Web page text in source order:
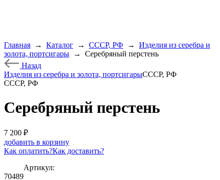
Главная → Каталог → СССР, РФ →
Изделия из серебра и
золота, портсигары
→
Серебряный перстень
Назад
Изделия из серебра и золота, портсигарыСССР, РФ
СССР, РФ
Серебряный перстень
7 200 ₽
добавить в корзину
Как оплатить?Как доставить?
Артикул:
70489